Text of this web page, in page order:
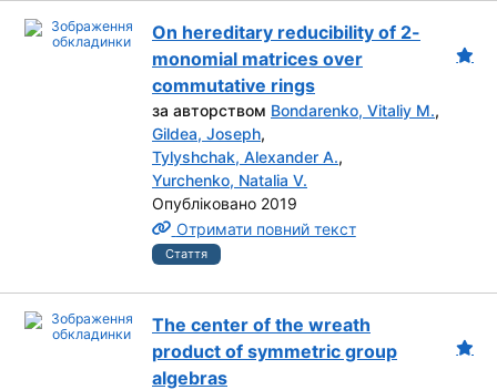
On hereditary reducibility of 2-
monomial matrices over
commutative rings
за авторством Bondarenko, Vitaliy M.,
Gildea, Joseph,
Tylyshchak, Alexander A.,
Yurchenko, Natalia V.
Опубліковано 2019
Отримати повний текст
Стаття
The center of the wreath
product of symmetric group
algebras